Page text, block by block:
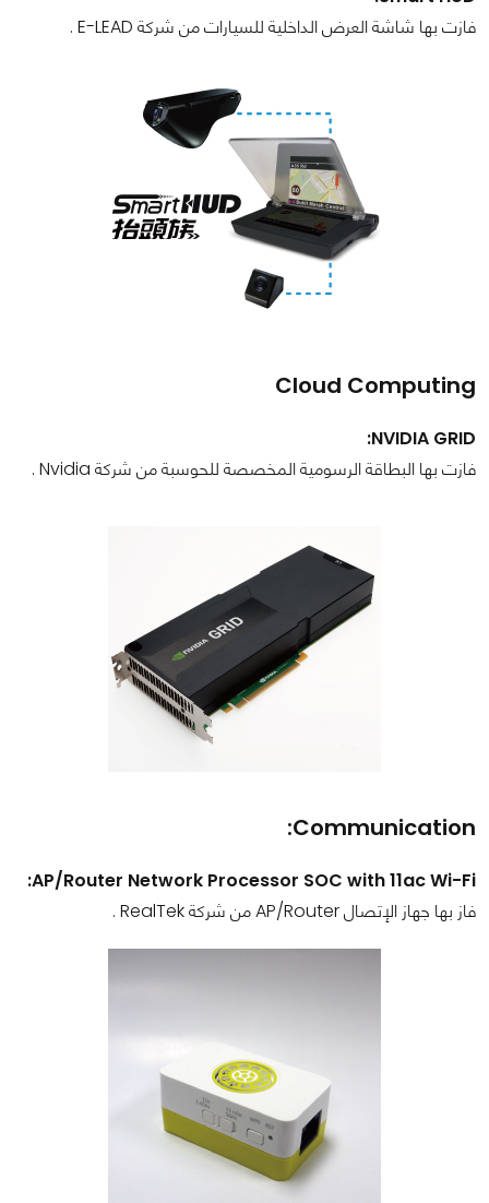
فازت بها شاشة العرض الداخلية للسيارات من شركة E-LEAD .
Cloud Computing
NVIDIA GRID:
فازت بها البطاقة الرسومية المخصصة للحوسبة من شركة Nvidia .
Communication:
AP/Router Network Processor SOC with 11ac Wi-Fi:
فاز بها جهاز الإتصال AP/Router من شركة RealTek .